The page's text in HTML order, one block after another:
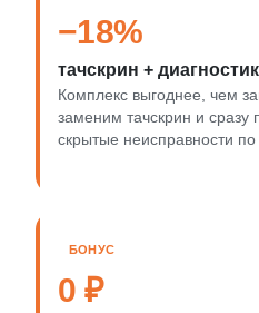
−18%
тачскрин +
Комплекс выгоднее, чем
заменим тачскрин и
скрытые неисправности
БОНУС
0 ₽